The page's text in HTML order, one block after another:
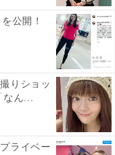
公開！
りショッ
なん...
ライベー